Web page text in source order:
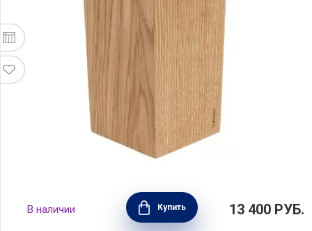
Дополнительный элемент для блока для
ножей Wrench 19x19x27 см, материал
натуральное дерево, Kai, Япония, SGW-2
В наличии Купить 13 400 РУБ.